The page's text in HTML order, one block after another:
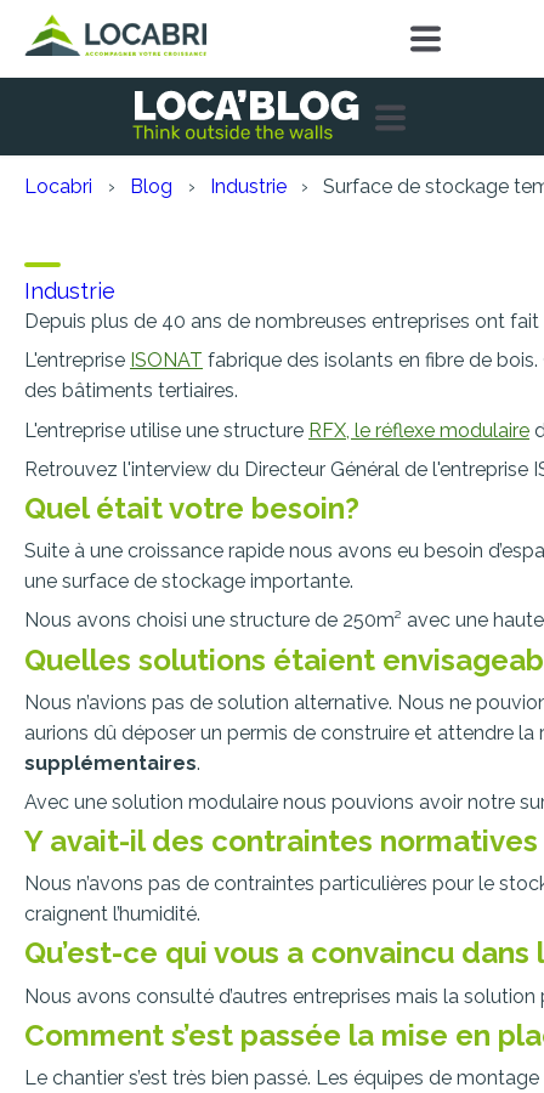
Locabri Blog Industrie Surface de stockage
Industrie
Depuis plus de 40 ans de nombreuses entreprises ont
L'entreprise ISONAT fabrique des isolants en fibre de
des bâtiments tertiaires.
L'entreprise utilise une structure RFX, le réflexe modulaire
Retrouvez l'interview du Directeur Général de l'entreprise
Quel était votre besoin?
Suite à une croissance rapide nous avons eu besoin
une surface de stockage importante.
Nous avons choisi une structure de 250m² avec une
Quelles solutions étaient
Nous n’avions pas de solution alternative. Nous ne
aurions dû déposer un permis de construire et attendre
supplémentaires.
Avec une solution modulaire nous pouvions avoir notre
Y avait-il des contraintes
Nous n’avons pas de contraintes particulières pour le
craignent l’humidité.
Qu’est-ce qui vous a convaincu
Nous avons consulté d’autres entreprises mais la
Comment s’est passée la mise en
Le chantier s’est très bien passé. Les équipes de